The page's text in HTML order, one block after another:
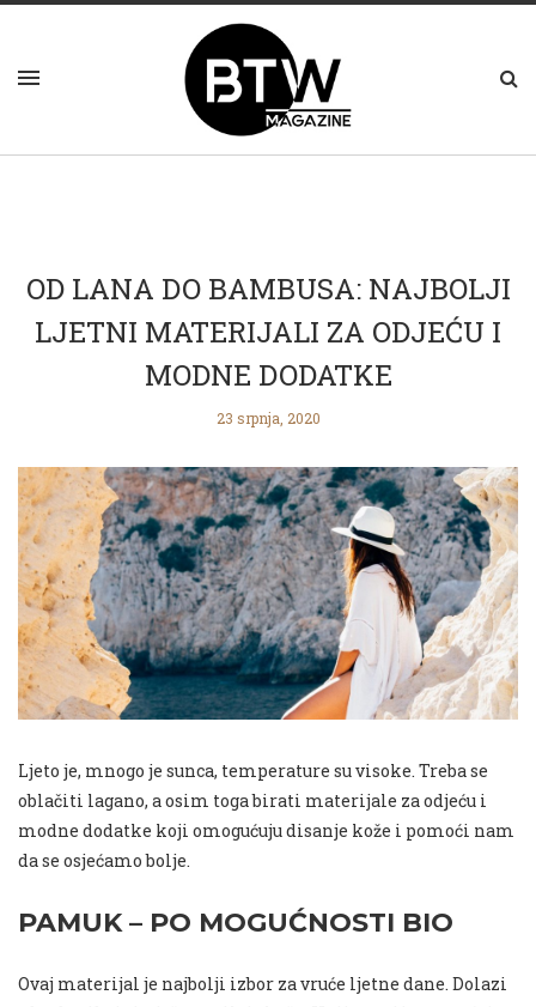
OD LANA DO BAMBUSA: NAJBOLJI
LJETNI MATERIJALI ZA ODJEĆU I
MODNE DODATKE
23 srpnja, 2020
Ljeto je, mnogo je sunca, temperature su visoke. Treba se
oblačiti lagano, a osim toga birati materijale za odjeću i
modne dodatke koji omogućuju disanje kože i pomoći nam
da se osjećamo bolje.
PAMUK – PO MOGUĆNOSTI BIO
Ovaj materijal je najbolji izbor za vruće ljetne dane. Dolazi